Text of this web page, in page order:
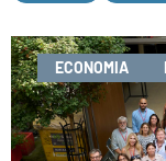
ECONOMIA